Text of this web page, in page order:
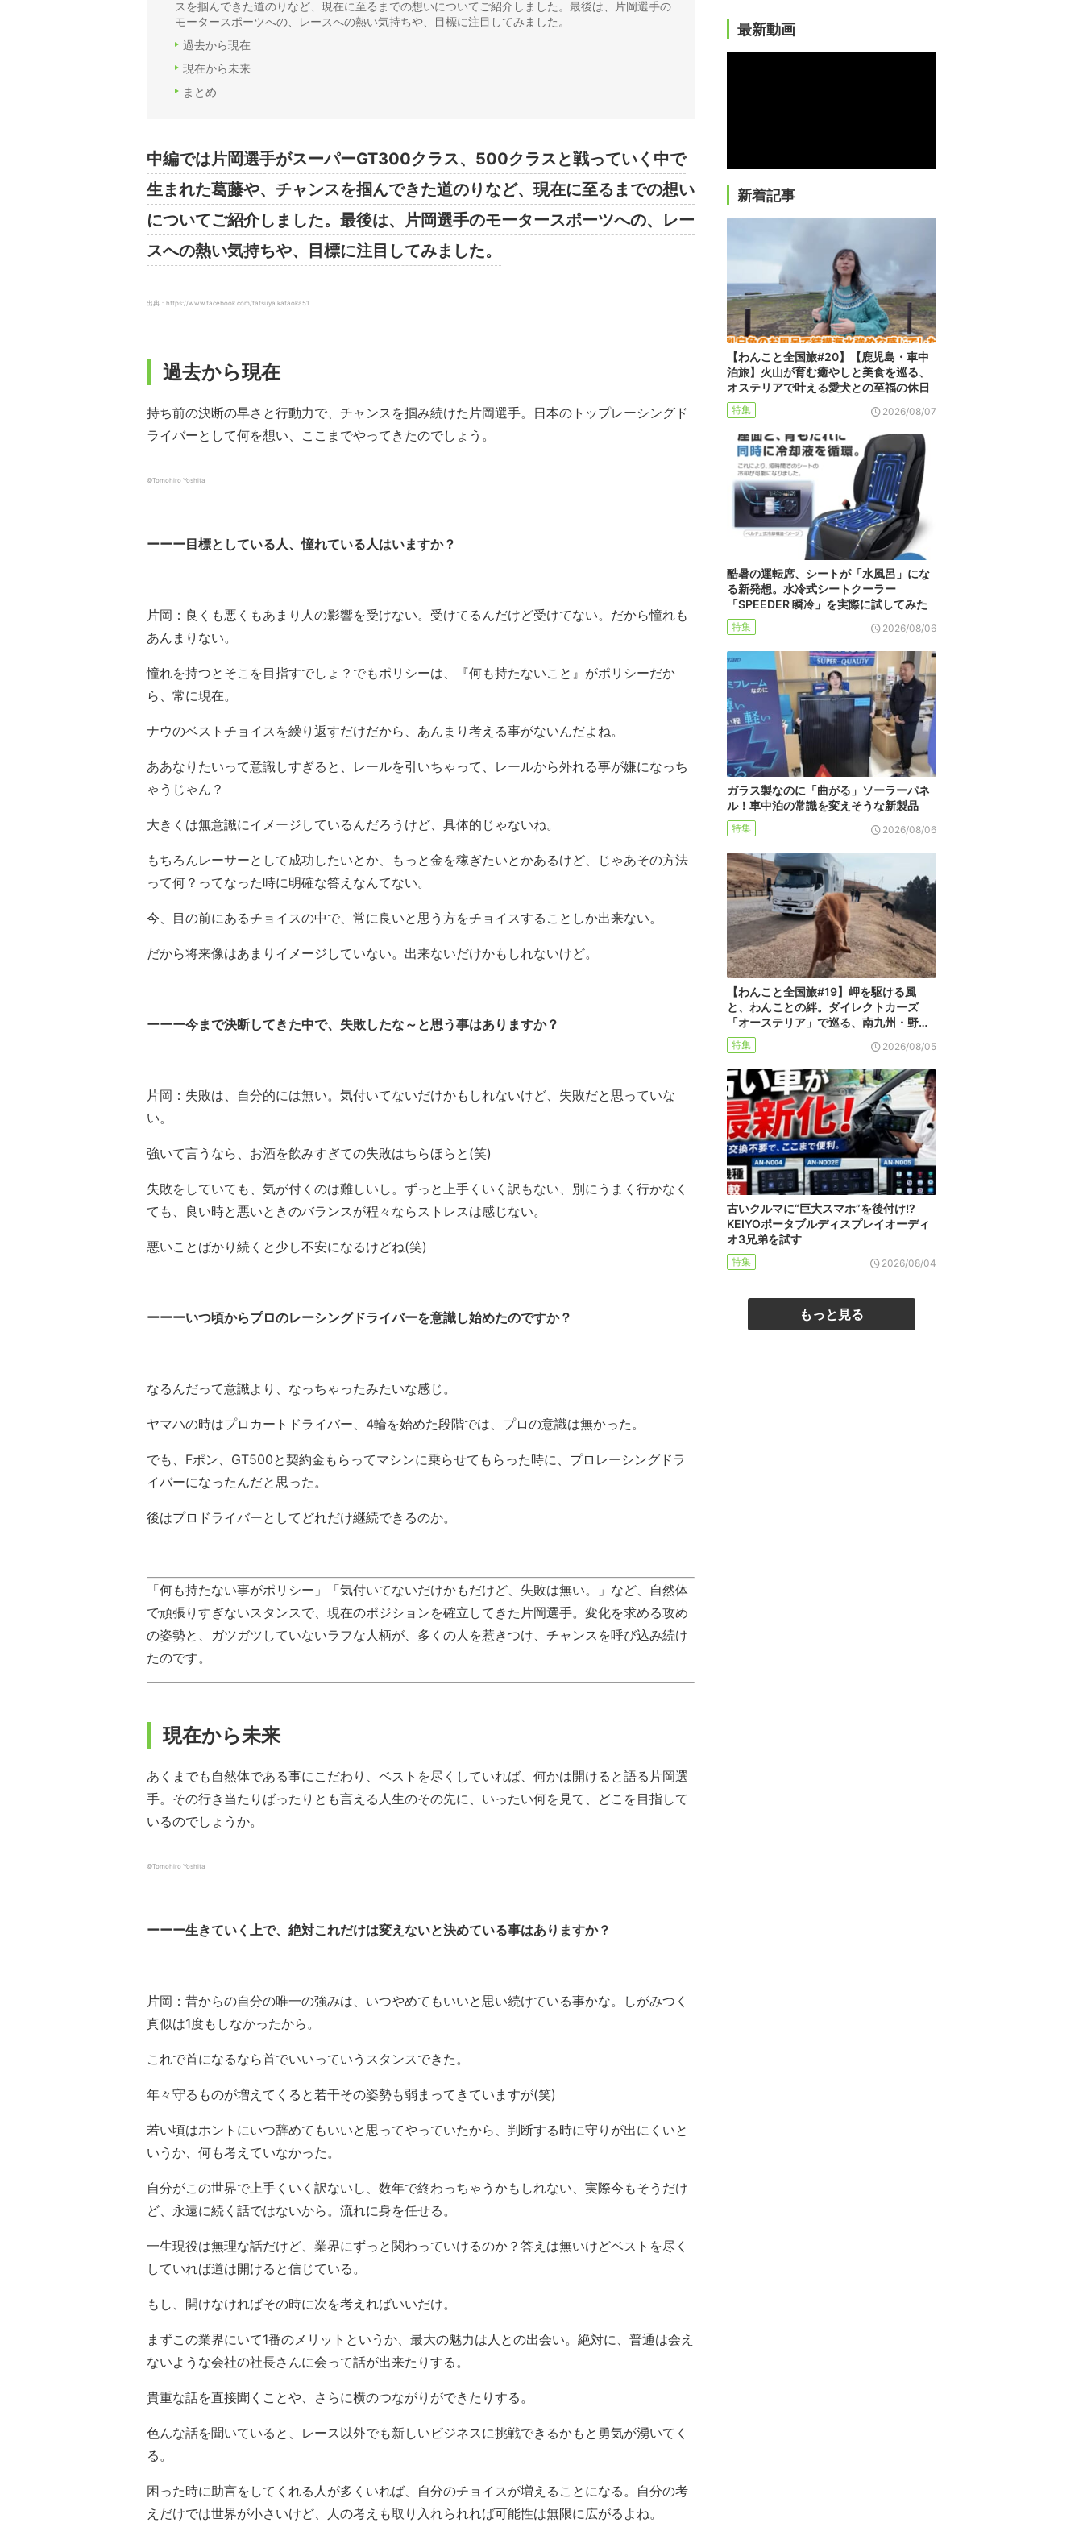
スを掴んできた道のりなど、現在に至るまでの想いについてご紹介しました。最後は、片岡選手の
モータースポーツへの、レースへの熱い気持ちや、目標に注目してみました。
過去から現在
現在から未来
まとめ
中編では片岡選手がスーパーGT300クラス、500クラスと戦っていく中で
生まれた葛藤や、チャンスを掴んできた道のりなど、現在に至るまでの想い
についてご紹介しました。最後は、片岡選手のモータースポーツへの、レー
スへの熱い気持ちや、目標に注目してみました。
出典：https://www.facebook.com/tatsuya.kataoka51
過去から現在
持ち前の決断の早さと行動力で、チャンスを掴み続けた片岡選手。日本のトップレーシングド
ライバーとして何を想い、ここまでやってきたのでしょう。
©︎Tomohiro Yoshita
ーーー目標としている人、憧れている人はいますか？
片岡：良くも悪くもあまり人の影響を受けない。受けてるんだけど受けてない。だから憧れも
あんまりない。
憧れを持つとそこを目指すでしょ？でもポリシーは、『何も持たないこと』がポリシーだか
ら、常に現在。
ナウのベストチョイスを繰り返すだけだから、あんまり考える事がないんだよね。
ああなりたいって意識しすぎると、レールを引いちゃって、レールから外れる事が嫌になっち
ゃうじゃん？
大きくは無意識にイメージしているんだろうけど、具体的じゃないね。
もちろんレーサーとして成功したいとか、もっと金を稼ぎたいとかあるけど、じゃあその方法
って何？ってなった時に明確な答えなんてない。
今、目の前にあるチョイスの中で、常に良いと思う方をチョイスすることしか出来ない。
だから将来像はあまりイメージしていない。出来ないだけかもしれないけど。
ーーー今まで決断してきた中で、失敗したな～と思う事はありますか？
片岡：失敗は、自分的には無い。気付いてないだけかもしれないけど、失敗だと思っていな
い。
強いて言うなら、お酒を飲みすぎての失敗はちらほらと(笑)
失敗をしていても、気が付くのは難しいし。ずっと上手くいく訳もない、別にうまく行かなく
ても、良い時と悪いときのバランスが程々ならストレスは感じない。
悪いことばかり続くと少し不安になるけどね(笑)
ーーーいつ頃からプロのレーシングドライバーを意識し始めたのですか？
なるんだって意識より、なっちゃったみたいな感じ。
ヤマハの時はプロカートドライバー、4輪を始めた段階では、プロの意識は無かった。
でも、Fポン、GT500と契約金もらってマシンに乗らせてもらった時に、プロレーシングドラ
イバーになったんだと思った。
後はプロドライバーとしてどれだけ継続できるのか。
「何も持たない事がポリシー」「気付いてないだけかもだけど、失敗は無い。」など、自然体
で頑張りすぎないスタンスで、現在のポジションを確立してきた片岡選手。変化を求める攻め
の姿勢と、ガツガツしていないラフな人柄が、多くの人を惹きつけ、チャンスを呼び込み続け
たのです。
現在から未来
あくまでも自然体である事にこだわり、ベストを尽くしていれば、何かは開けると語る片岡選
手。その行き当たりばったりとも言える人生のその先に、いったい何を見て、どこを目指して
いるのでしょうか。
©︎Tomohiro Yoshita
ーーー生きていく上で、絶対これだけは変えないと決めている事はありますか？
片岡：昔からの自分の唯一の強みは、いつやめてもいいと思い続けている事かな。しがみつく
真似は1度もしなかったから。
これで首になるなら首でいいっていうスタンスできた。
年々守るものが増えてくると若干その姿勢も弱まってきていますが(笑)
若い頃はホントにいつ辞めてもいいと思ってやっていたから、判断する時に守りが出にくいと
いうか、何も考えていなかった。
自分がこの世界で上手くいく訳ないし、数年で終わっちゃうかもしれない、実際今もそうだけ
ど、永遠に続く話ではないから。流れに身を任せる。
一生現役は無理な話だけど、業界にずっと関わっていけるのか？答えは無いけどベストを尽く
していれば道は開けると信じている。
もし、開けなければその時に次を考えればいいだけ。
まずこの業界にいて1番のメリットというか、最大の魅力は人との出会い。絶対に、普通は会え
ないような会社の社長さんに会って話が出来たりする。
貴重な話を直接聞くことや、さらに横のつながりができたりする。
色んな話を聞いていると、レース以外でも新しいビジネスに挑戦できるかもと勇気が湧いてく
る。
困った時に助言をしてくれる人が多くいれば、自分のチョイスが増えることになる。自分の考
えだけでは世界が小さいけど、人の考えも取り入れられれば可能性は無限に広がるよね。
最新動画
新着記事
【わんこと全国旅#20】【鹿児島・車中
泊旅】火山が育む癒やしと美食を巡る、
オステリアで叶える愛犬との至福の休日
特集 2026/08/07
酷暑の運転席、シートが「水風呂」にな
る新発想。水冷式シートクーラー
「SPEEDER 瞬冷」を実際に試してみた
特集 2026/08/06
ガラス製なのに「曲がる」ソーラーパネ
ル！車中泊の常識を変えそうな新製品
特集 2026/08/06
【わんこと全国旅#19】岬を駆ける風
と、わんことの絆。ダイレクトカーズ
「オーステリア」で巡る、南九州・野…
特集 2026/08/05
古いクルマに“巨大スマホ”を後付け!?
KEIYOポータブルディスプレイオーディ
オ3兄弟を試す
特集 2026/08/04
もっと見る